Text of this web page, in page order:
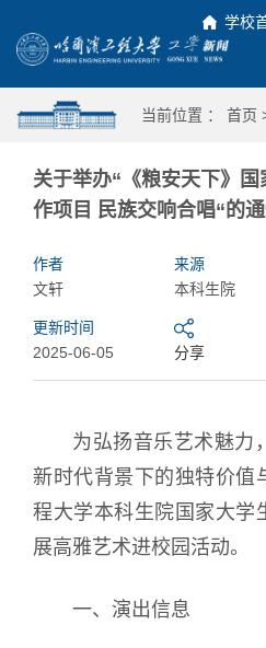
学校
当前位置 ： 首页
关于举办“《粮安天下》
作项目 民族交响合唱“的通
作者
文轩
来源
本科生院
更新时间
2025-06-05
分享
为弘扬音乐艺术魅力
新时代背景下的独特价值
程大学本科生院国家大学
展高雅艺术进校园活动。
一、演出信息